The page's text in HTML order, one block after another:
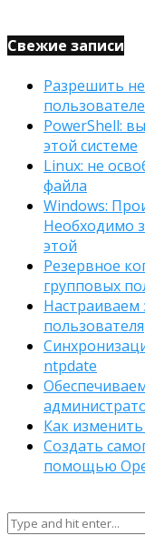
Свежие записи
Разрешить
PowerShell:
этой системе
Linux: не
файла
Windows:
Необходимо
этой
Резервное
групповых
Настраиваем
пользователя
ntpdate
Как
Создать
помощью